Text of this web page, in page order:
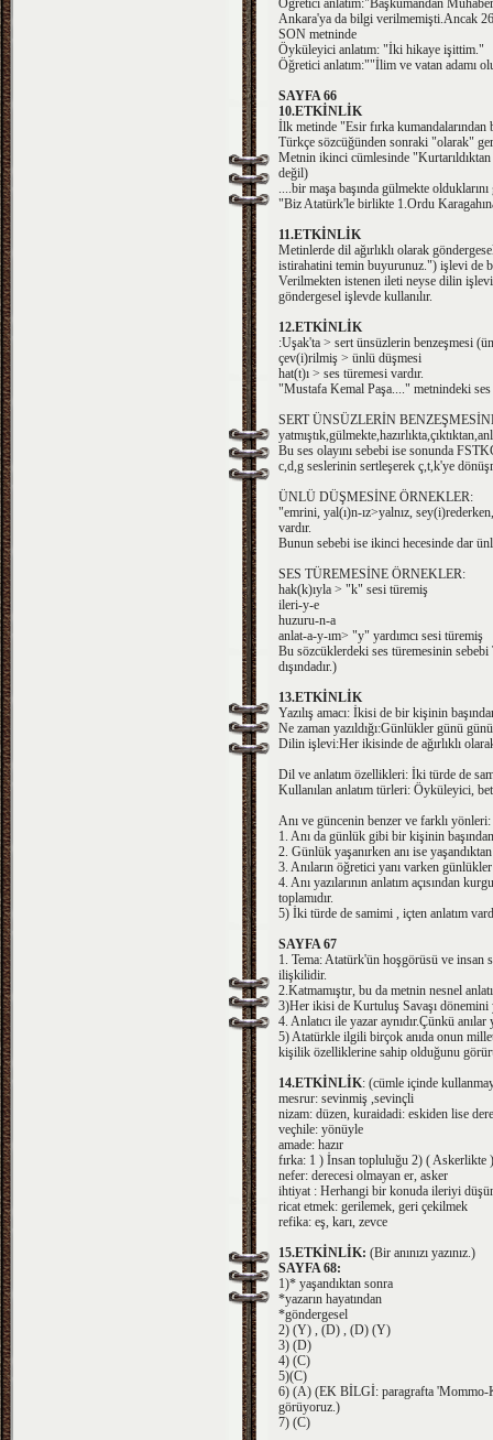
Öğretici anlatım:"Başkumandan
Ankara'ya da bilgi verilmemişti.Ancak
SON metninde
Öyküleyici anlatım: "İki hikaye işittim."
Öğretici anlatım:""İlim ve vatan adamı
SAYFA 66
10.ETKİNLİK
İlk metinde "Esir fırka
Türkçe sözcüğünden sonraki "olarak"
Metnin ikinci cümlesinde
değil)
....bir maşa başında gülmekte
"Biz Atatürk'le birlikte 1.Ordu
11.ETKİNLİK
Metinlerde dil ağırlıklı olarak
istirahatini temin buyurunuz.") işlevi de
Verilmekten istenen ileti neyse dilin
göndergesel işlevde kullanılır.
12.ETKİNLİK
:Uşak'ta > sert ünsüzlerin benzeşmesi
çev(i)rilmiş > ünlü düşmesi
hat(t)ı > ses türemesi vardır.
"Mustafa Kemal Paşa...." metnindeki
SERT ÜNSÜZLERİN
Bu ses olayını sebebi ise sonunda
c,d,g seslerinin sertleşerek ç,t,k'ye
ÜNLÜ DÜŞMESİNE ÖRNEKLER:
"emrini, yal(ı)n-ız>yalnız,
vardır.
Bunun sebebi ise ikinci hecesinde dar
SES TÜREMESİNE ÖRNEKLER:
hak(k)ıyla > "k" sesi türemiş
ileri-y-e
huzuru-n-a
anlat-a-y-ım> "y" yardımcı sesi türemiş
Bu sözcüklerdeki ses türemesinin sebebi
dışındadır.)
13.ETKİNLİK
Yazılış amacı: İkisi de bir kişinin
Ne zaman yazıldığı:Günlükler günü
Dilin işlevi:Her ikisinde de ağırlıklı
Dil ve anlatım özellikleri: İki türde de
Kullanılan anlatım türleri: Öyküleyici,
Anı ve güncenin benzer ve farklı yönleri:
1. Anı da günlük gibi bir kişinin
2. Günlük yaşanırken anı ise
3. Anıların öğretici yanı varken
4. Anı yazılarının anlatım açısından
toplamıdır.
5) İki türde de samimi , içten anlatım
SAYFA 67
1. Tema: Atatürk'ün hoşgörüsü ve insan
ilişkilidir.
2.Katmamıştır, bu da metnin nesnel
3)Her ikisi de Kurtuluş Savaşı dönemini
4. Anlatıcı ile yazar aynıdır.Çünkü
5) Atatürkle ilgili birçok anıda onun
kişilik özelliklerine sahip olduğunu
14.ETKİNLİK: (cümle içinde
mesrur: sevinmiş ,sevinçli
nizam: düzen, kuraidadi: eskiden lise
veçhile: yönüyle
amade: hazır
fırka: 1 ) İnsan topluluğu 2) ( Askerlikte
nefer: derecesi olmayan er, asker
ihtiyat : Herhangi bir konuda ileriyi
ricat etmek: gerilemek, geri çekilmek
refika: eş, karı, zevce
15.ETKİNLİK: (Bir anınızı yazınız.)
SAYFA 68:
1)* yaşandıktan sonra
*yazarın hayatından
*göndergesel
2) (Y) , (D) , (D) (Y)
3) (D)
4) (C)
5)(C)
6) (A) (EK BİLGİ: paragrafta 'Mommo-
görüyoruz.)
7) (C)